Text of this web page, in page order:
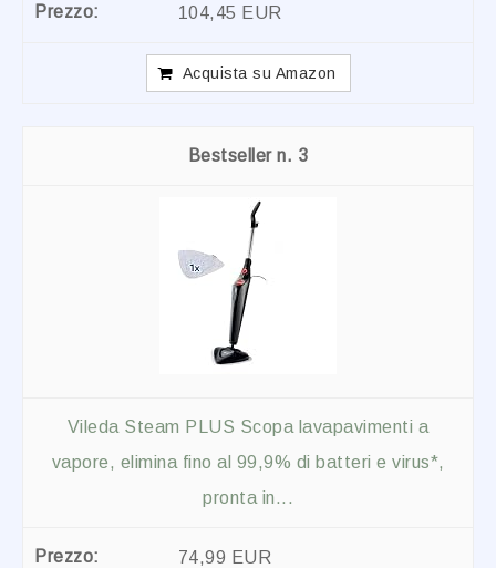
104,45 EUR
Acquista su Amazon
3
Vileda Steam PLUS Scopa lavapavimenti a
vapore, elimina fino al 99,9% di batteri e virus*,
pronta in...
74,99 EUR